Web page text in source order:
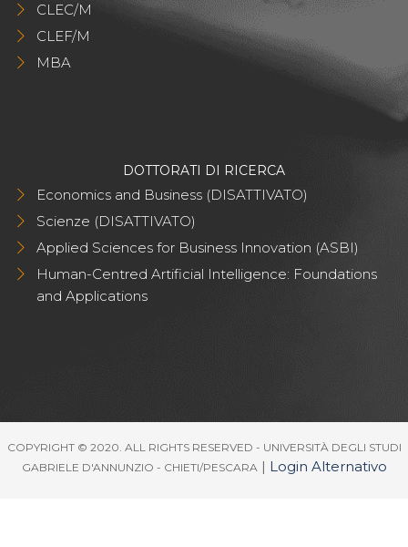
CLEC/M
CLEF/M
MBA
DOTTORATI DI RICERCA
Economics and Business (DISATTIVATO)
Scienze (DISATTIVATO)
Applied Sciences for Business Innovation (ASBI)
Human-Centred Artificial Intelligence: Foundations
and Applications
COPYRIGHT © 2020. ALL RIGHTS RESERVED - UNIVERSITÀ DEGLI STUDI
GABRIELE D'ANNUNZIO - CHIETI/PESCARA| Login Alternativo